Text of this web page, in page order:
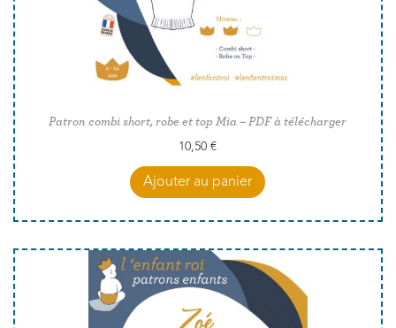
Patron combi short, robe et top Mia – PDF à télécharger
10,50€
Ajouter au panier